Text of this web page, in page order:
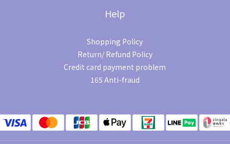
Help
Shopping Policy
Return/ Refund Policy
Credit card payment problem
165 Anti-fraud